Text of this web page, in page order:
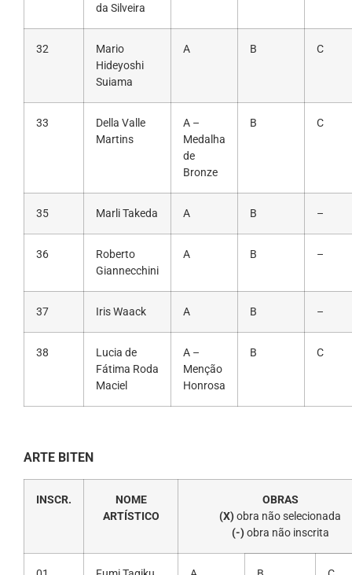
da Silveira
32
Mario
Hideyoshi
Suiama
A B C
33
Della Valle
Martins
A –
Medalha
de
Bronze
B C
35 Marli Takeda A B –
36
Roberto
Giannecchini
A B –
37 Iris Waack A B –
38
Lucia de
Fátima Roda
Maciel
A –
Menção
Honrosa
B C
ARTE BITEN
INSCR.
NOME
ARTÍSTICO
OBRAS
(X)obra não selecionada
(-)obra não inscrita